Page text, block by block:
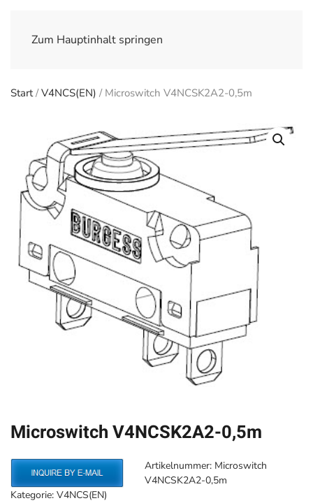
Zum Hauptinhalt springen
Start/V4NCS(EN) / Microswitch V4NCSK2A2-0,5m
Microswitch V4NCSK2A2-0,5m
Artikelnummer: Microswitch
V4NCSK2A2-0,5m
Kategorie: V4NCS(EN)